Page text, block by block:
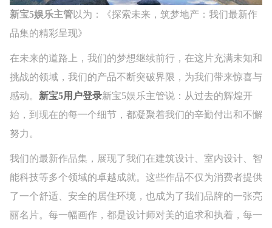
新宝5娱乐主管以为：《探索未来，筑梦地产：我们最新作
品集的精彩呈现》
在未来的道路上，我们的梦想继续前行，在这片充满未知和
挑战的领域，我们的产品不断突破界限，为我们带来惊喜与
感动。 新宝5用户登录新宝5娱乐主管说：从过去的辉煌开
始，到现在的每一个细节，都凝聚着我们的辛勤付出和不懈
努力。
我们的最新作品集，展现了我们在建筑设计、室内设计、智
能科技等多个领域的卓越成就。这些作品不仅为消费者提供
了一个舒适、安全的居住环境，也成为了我们品牌的一张亮
丽名片。每一幅画作，都是设计师对美的追求和执着，每一